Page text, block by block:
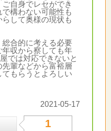
自身でレセができ
構わない可能性も
して奥様の現状も
合的に考える必要
収から察しても年
では対応できないと
輩などから富裕層
もらうとよろしい
2021-05-17
1